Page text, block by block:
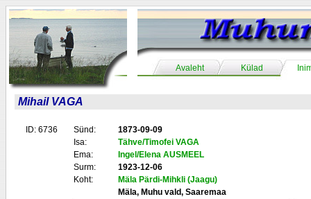
Avaleht Külad
Mihail VAGA
ID: 6736 Sünd:
1873-09-09
Isa:
Tähve/Timofei VAGA
Ema:
Ingel/Elena AUSMEEL
Surm:
1923-12-06
Koht:
Mäla Pärdi-Mihkli (Jaagu)
Mäla, Muhu vald, Saaremaa